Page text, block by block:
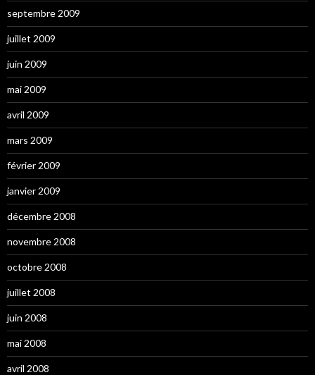
septembre 2009
juillet 2009
juin 2009
mai 2009
avril 2009
mars 2009
février 2009
janvier 2009
décembre 2008
novembre 2008
octobre 2008
juillet 2008
juin 2008
mai 2008
avril 2008